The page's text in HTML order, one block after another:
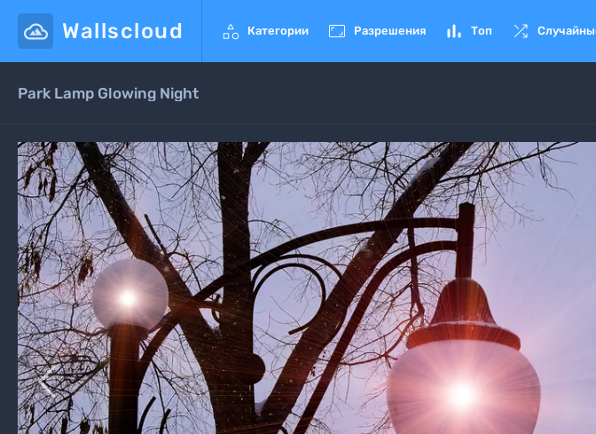
Wallscloud  Категории  Разрешения  Топ 
Park Lamp Glowing Night
